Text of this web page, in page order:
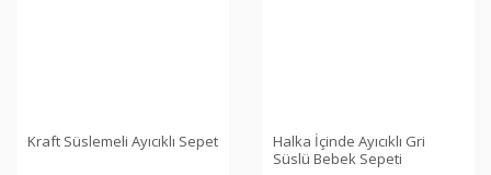
Kraft Süslemeli Ayıcıklı Sepet
Halka İçinde Ayıcıklı Gri
Süslü Bebek Sepeti